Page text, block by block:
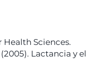
Health Sciences.
Lactancia y el